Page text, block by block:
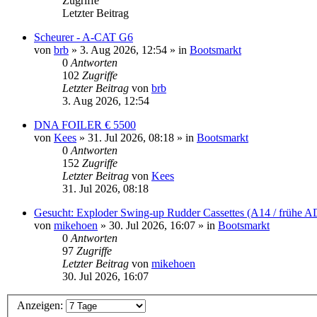
Letzter Beitrag
Scheurer - A-CAT G6
von brb » 3. Aug 2026, 12:54 » in Bootsmarkt
0 Antworten
102 Zugriffe
Letzter Beitrag von brb
3. Aug 2026, 12:54
DNA FOILER € 5500
von Kees » 31. Jul 2026, 08:18 » in Bootsmarkt
0 Antworten
152 Zugriffe
Letzter Beitrag von Kees
31. Jul 2026, 08:18
Gesucht: Exploder Swing-up Rudder Cassettes (A14 / frühe
von mikehoen » 30. Jul 2026, 16:07 » in Bootsmarkt
0 Antworten
97 Zugriffe
Letzter Beitrag von mikehoen
30. Jul 2026, 16:07
Anzeigen: